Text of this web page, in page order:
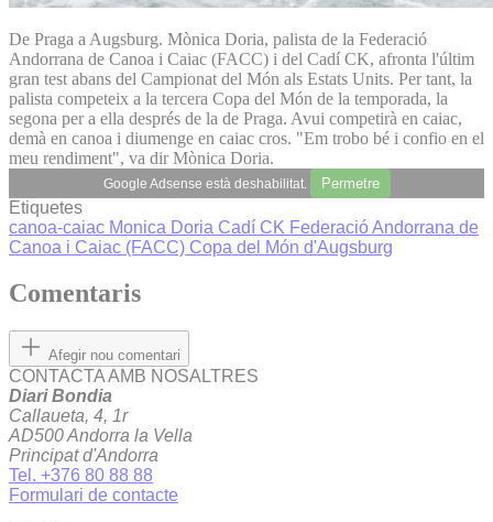
De Praga a Augsburg. Mònica Doria, palista de la Federació
Andorrana de Canoa i Caiac (FACC) i del Cadí CK, afronta l'últim
gran test abans del Campionat del Món als Estats Units. Per tant, la
palista competeix a la tercera Copa del Món de la temporada, la
segona per a ella després de la de Praga. Avui competirà en caiac,
demà en canoa i diumenge en caiac cros. "Em trobo bé i confio en el
meu rendiment", va dir Mònica Doria.
Google Adsense està deshabilitat. Permetre
Etiquetes
canoa-caiac Monica Doria Cadí CK Federació Andorrana de
Canoa i Caiac (FACC) Copa del Món d'Augsburg
Comentaris
Afegir nou comentari
CONTACTA AMB NOSALTRES
Diari Bondia
Callaueta, 4, 1r
AD500 Andorra la Vella
Principat d'Andorra
Tel. +376 80 88 88
Formulari de contacte